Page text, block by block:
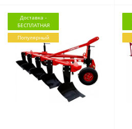
Доставка -
БЕСПЛАТНАЯ
Популярный